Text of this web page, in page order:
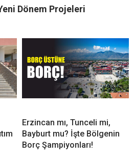
Dönem Projeleri
Erzincan mı, Tunceli mi,
Bayburt mu? İşte Bölgenin
Borç Şampiyonları!